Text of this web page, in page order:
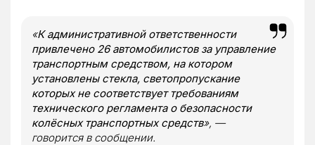
«К административной ответственности
привлечено 26 автомобилистов за управление
транспортным средством, на котором
установлены стекла, светопропускание
которых не соответствует требованиям
технического регламента о безопасности
колёсных транспортных средств», —
говорится в сообщении.